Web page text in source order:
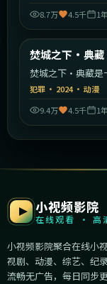
8.7万
4.5千 1
最新
焚城之下·典藏
焚城之下·典藏是
转与人物成长展开
犯罪 · 2024· 动漫
9.4万
4.5千 1
小视频影院
在线观看 · 高
小视频影院聚合在线小
视剧、动漫、综艺、纪
流畅无广告，每日同步